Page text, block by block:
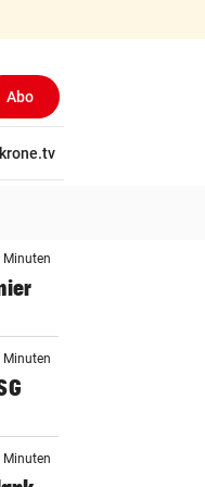
Abo
krone.tv
Minuten
Minuten
Minuten